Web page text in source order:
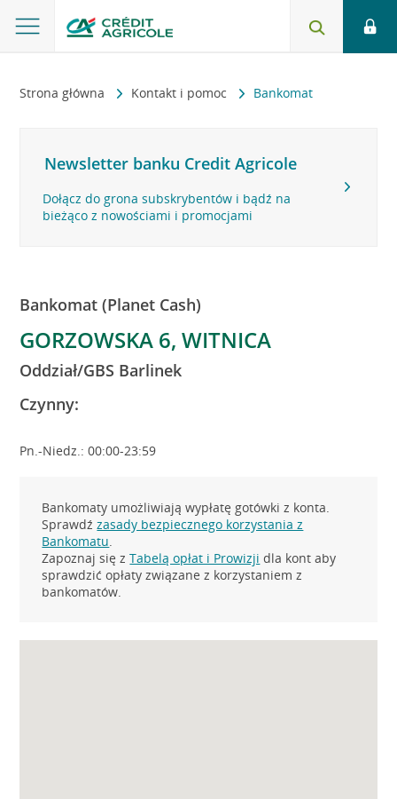
Strona główna Kontakt i pomoc Bankomat
Newsletter banku Credit Agricole
Dołącz do grona subskrybentów i bądź na
bieżąco z nowościami i promocjami
Bankomat (Planet Cash)
GORZOWSKA 6, WITNICA
Oddział/GBS Barlinek
Czynny:
Pn.-Niedz.: 00:00-23:59
Bankomaty umożliwiają wypłatę gotówki z konta.
Sprawdźzasady bezpiecznego korzystania z
Bankomatu.
Zapoznaj się zTabelą opłat i Prowizji dla kont aby
sprawdzić opłaty związane z korzystaniem z
bankomatów.